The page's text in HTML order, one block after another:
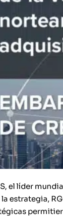
el líder
estrategia,